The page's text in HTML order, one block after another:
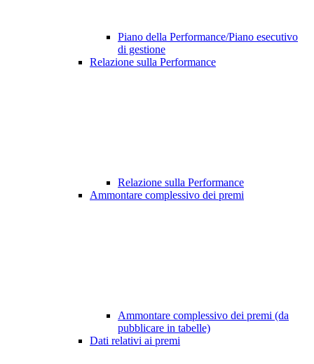
Piano della Performance/Piano esecutivo
di gestione
Relazione sulla Performance
Relazione sulla Performance
Ammontare complessivo dei premi
Ammontare complessivo dei premi (da
pubblicare in tabelle)
Dati relativi ai premi